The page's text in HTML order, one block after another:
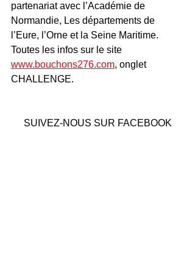
partenariat avec l’Académie de
Normandie, Les départements de
l’Eure, l’Orne et la Seine Maritime.
Toutes les infos sur le site
www.bouchons276.com, onglet
CHALLENGE.
SUIVEZ-NOUS SUR FACEBOOK